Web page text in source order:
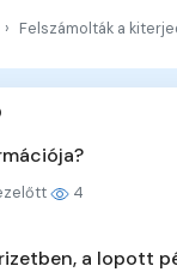
Felszámolták a
4
a lopott